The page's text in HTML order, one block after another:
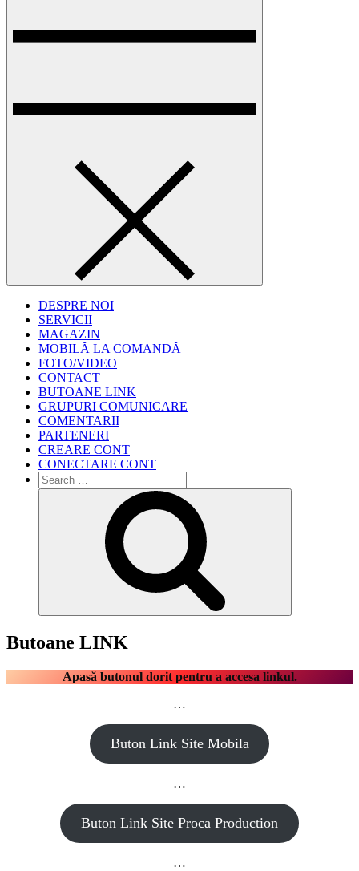
DESPRE NOI
SERVICII
MAGAZIN
MOBILĂ LA COMANDĂ
FOTO/VIDEO
CONTACT
BUTOANE LINK
GRUPURI COMUNICARE
COMENTARII
PARTENERI
CREARE CONT
CONECTARE CONT
Search
for:
Butoane LINK
Apasă butonul dorit pentru a accesa linkul.
…
Buton Link Site Mobila
…
Buton Link Site Proca Production
…